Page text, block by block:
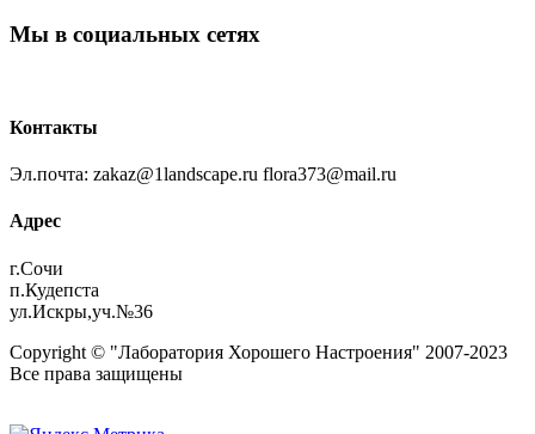
Мы в социальных сетях
Контакты
Эл.почта: zakaz@1landscape.ru flora373@mail.ru
Адрес
г.Сочи
п.Кудепста
ул.Искры,уч.№36
Copyright © "Лаборатория Хорошего Настроения" 2007-2023
Все права защищены